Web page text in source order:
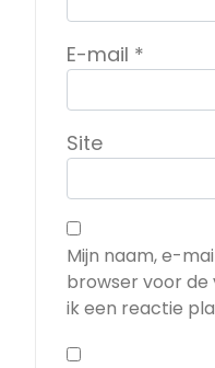
E-mail *
Site
Mijn naam, e-
browser voor de
ik een reactie